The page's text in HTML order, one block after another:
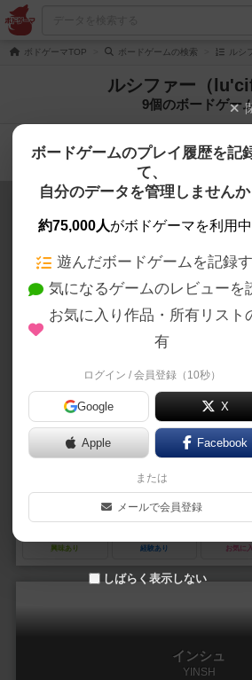
ボドゲーマTOP ボードゲームの検索 ルシ
ルシファー（
9個のボードゲー
検索メニュー
ルシファーvsキングク
Lucifer vs Kingkrocchi
15分前後
作品説明文の編集者を募
ホビージャパン（Hobby Japan）
ミクシィ(mixi)
興味あり 経験あり お気に入
インシュ
YINSH
ボードゲームのプレイ履歴を記
て、
自分のデータを管理しませんか
約75,000人がボドゲーマを利用中
遊んだボードゲームを記録
気になるゲームのレビューを
お気に入り作品・所有リスト
有
ログイン / 会員登録（10秒）
Google X
Apple Facebook
または
メールで会員登録
しばらく表示しない